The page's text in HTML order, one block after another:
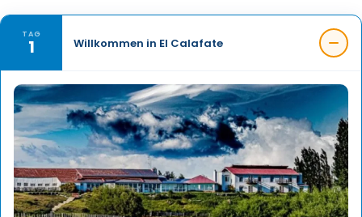
TAG
1 Willkommen in El Calafate